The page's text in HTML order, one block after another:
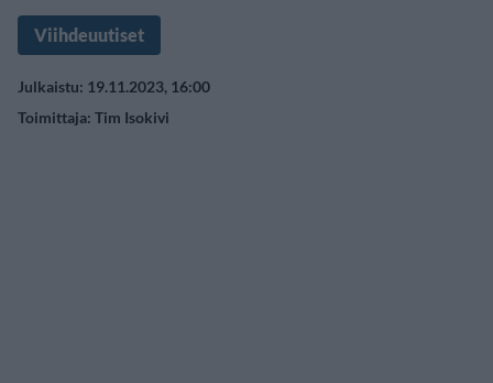
Viihdeuutiset
Julkaistu: 19.11.2023, 16:00
Toimittaja: Tim Isokivi